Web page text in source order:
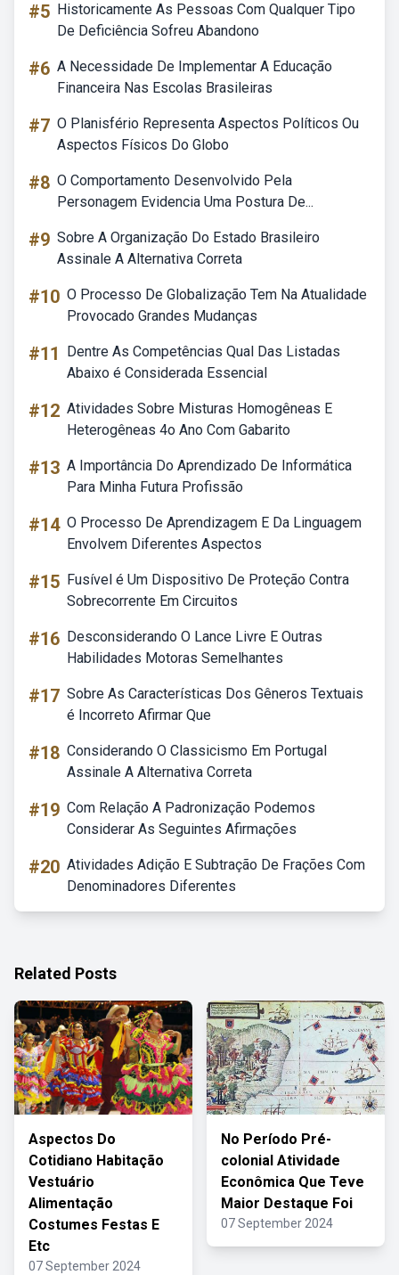
#5 Historicamente As Pessoas Com Qualquer Tipo
De Deficiência Sofreu Abandono
#6 A Necessidade De Implementar A Educação
Financeira Nas Escolas Brasileiras
#7 O Planisfério Representa Aspectos Políticos Ou
Aspectos Físicos Do Globo
#8 O Comportamento Desenvolvido Pela
Personagem Evidencia Uma Postura De...
#9 Sobre A Organização Do Estado Brasileiro
Assinale A Alternativa Correta
#10 O Processo De Globalização Tem Na Atualidade
Provocado Grandes Mudanças
#11
Dentre As Competências Qual Das Listadas
Abaixo é Considerada Essencial
#12 Atividades Sobre Misturas Homogêneas E
Heterogêneas 4o Ano Com Gabarito
#13 A Importância Do Aprendizado De Informática
Para Minha Futura Profissão
#14 O Processo De Aprendizagem E Da Linguagem
Envolvem Diferentes Aspectos
#15 Fusível é Um Dispositivo De Proteção Contra
Sobrecorrente Em Circuitos
#16 Desconsiderando O Lance Livre E Outras
Habilidades Motoras Semelhantes
#17 Sobre As Características Dos Gêneros Textuais
é Incorreto Afirmar Que
#18 Considerando O Classicismo Em Portugal
Assinale A Alternativa Correta
#19 Com Relação A Padronização Podemos
Considerar As Seguintes Afirmações
#20 Atividades Adição E Subtração De Frações Com
Denominadores Diferentes
Related Posts
Aspectos Do
Cotidiano Habitação
Vestuário
Alimentação
Costumes Festas E
Etc
07 September 2024
No Período Pré-
colonial Atividade
Econômica Que Teve
Maior Destaque Foi
07 September 2024